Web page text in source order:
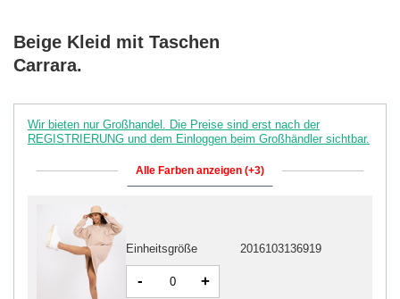
Beige Kleid mit Taschen
Carrara.
Wir bieten nur Großhandel. Die Preise sind erst nach der
REGISTRIERUNG und dem Einloggen beim Großhändler sichtbar.
Alle Farben anzeigen (+3)
Einheitsgröße 2016103136919
- +